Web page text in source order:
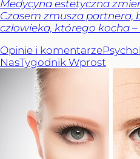
Medycyna estetyczna
Czasem zmusza partnera,
człowieka, którego kocha –
Opinie i komentarze
NasTygodnik Wprost